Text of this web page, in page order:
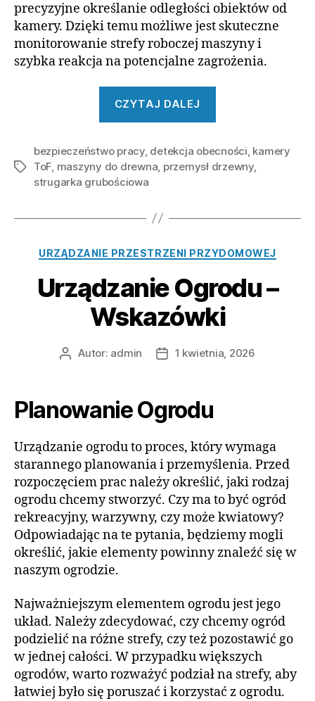
precyzyjne określanie odległości obiektów od
kamery. Dzięki temu możliwe jest skuteczne
monitorowanie strefy roboczej maszyny i
szybka reakcja na potencjalne zagrożenia.
CZYTAJ DALEJ
operatora
w
grubościowej
użyciem
kamery
ToF”
Tagi
bezpieczeństwo pracy, detekcja obecności kamery
ToF maszyny do drewna przemysł drzewny,
strugarka grubościowa
Kategorie
URZĄDZANIE PRZESTRZENI PRZYDOMOWEJ
Urządzanie Ogrodu –
Wskazówki
AutorAutor: admin
Data1 kwietnia, 2026
Planowanie Ogrodu
Urządzanie ogrodu to proces, który wymaga
starannego planowania i przemyślenia. Przed
rozpoczęciem prac należy określić, jaki rodzaj
ogrodu chcemy stworzyć. Czy ma to być ogród
rekreacyjny, warzywny, czy może kwiatowy?
Odpowiadając na te pytania, będziemy mogli
określić, jakie elementy powinny znaleźć się w
naszym ogrodzie.
Najważniejszym elementem ogrodu jest jego
układ. Należy zdecydować, czy chcemy ogród
podzielić na różne strefy, czy też pozostawić go
w jednej całości. W przypadku większych
ogrodów, warto rozważyć podział na strefy, aby
łatwiej było się poruszać i korzystać z ogrodu.